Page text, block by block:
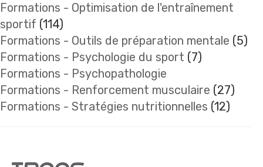
Formations - Optimisation de l'entraînement
sportif (114)
Formations - Outils de préparation mentale (5)
Formations - Psychologie du sport (7)
Formations - Psychopathologie
Formations - Renforcement musculaire (27)
Formations - Stratégies nutritionnelles (12)